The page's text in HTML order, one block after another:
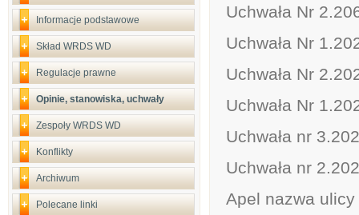
Informacje podstawowe
Skład WRDS WD
Regulacje prawne
Opinie, stanowiska, uchwały
Zespoły WRDS WD
Konflikty
Archiwum
Polecane linki
Uchwała Nr
Uchwała Nr
Uchwała Nr
Uchwała Nr
Uchwała nr
Uchwała nr
Apel nazwa